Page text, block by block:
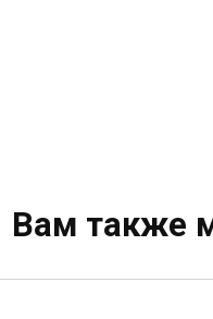
Вам также